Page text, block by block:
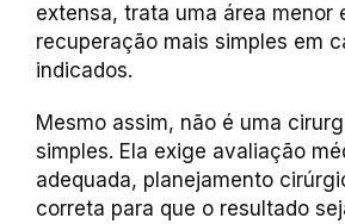
extensa, trata uma área menor
recuperação mais simples em
indicados.
Mesmo assim, não é uma
simples. Ela exige avaliação
adequada, planejamento
correta para que o resultado